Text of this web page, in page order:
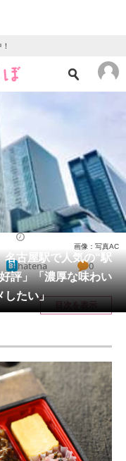
児
名古屋駅で人気の“駅
評」「濃厚な味わい
したい」
画像：写真AC
hatena 0
目次を表示